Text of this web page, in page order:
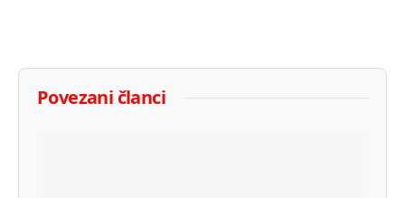
Povezani članci